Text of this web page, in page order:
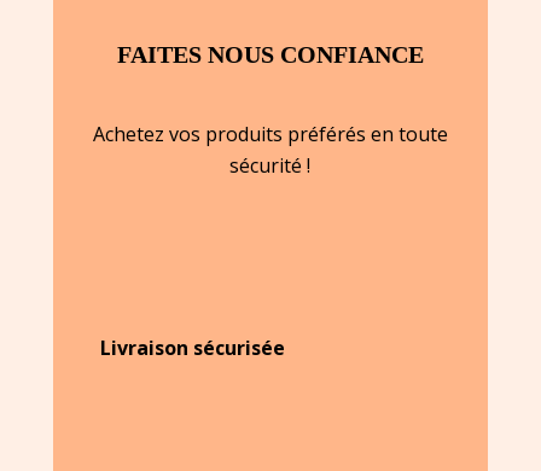
FAITES NOUS CONFIANCE
Achetez vos produits préférés en toute
sécurité !
Livraison sécurisée